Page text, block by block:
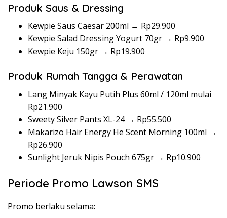
Produk Saus & Dressing
Kewpie Saus Caesar 200ml → Rp29.900
Kewpie Salad Dressing Yogurt 70gr → Rp9.900
Kewpie Keju 150gr → Rp19.900
Produk Rumah Tangga & Perawatan
Lang Minyak Kayu Putih Plus 60ml / 120ml mulai
Rp21.900
Sweety Silver Pants XL-24 → Rp55.500
Makarizo Hair Energy He Scent Morning 100ml →
Rp26.900
Sunlight Jeruk Nipis Pouch 675gr → Rp10.900
Periode Promo Lawson SMS
Promo berlaku selama: